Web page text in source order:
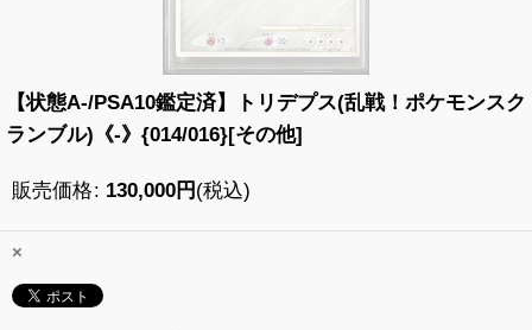
【状態A-/PSA10鑑定済】トリデプス(乱戦！ポケモンスク
ランブル)《-》{014/016}[その他]
販売価格: 130,000円 (税込)
×